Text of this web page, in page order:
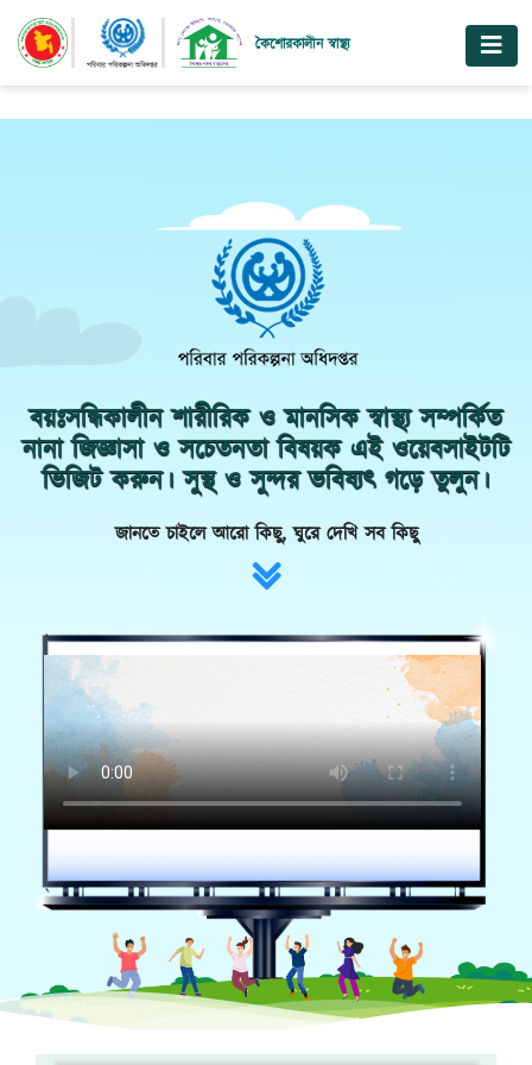
কৈশোরকালীন স্বাস্থ্য
@ensection
বয়ঃসন্ধিকালীন শারীরিক ও মানসিক স্বাস্থ্য সম্পর্কিত
নানা জিজ্ঞাসা ও সচেতনতা বিষয়ক এই ওয়েবসাইটটি
ভিজিট করুন। সুস্থ ও সুন্দর ভবিষ্যৎ গড়ে তুলুন।
জানতে চাইলে আরো কিছু, ঘুরে দেখি সব কিছু
`
`